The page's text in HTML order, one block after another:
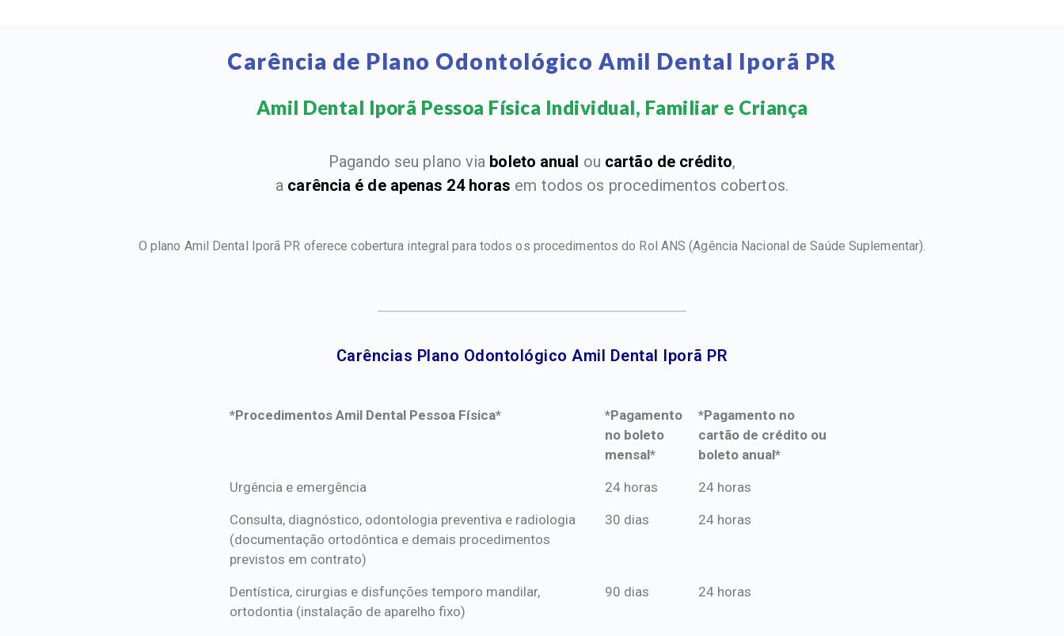
Carência de Plano Odontológico Amil Dental Iporã PR
Amil Dental Iporã Pessoa Física Individual, Familiar e Criança​
Pagando seu plano via boleto anual ou cartão de crédito,
a carência é de apenas 24 horas em todos os procedimentos cobertos.
O plano Amil Dental Iporã PR oferece cobertura integral para todos os procedimentos do Rol ANS(Agência Nacional de Saúde Suplementar).
Carências Plano Odontológico Amil Dental Iporã PR​
*Procedimentos Amil Dental Pessoa Física*
*Pagamento
no boleto
mensal*
*Pagamento no
cartão de crédito ou
boleto anual*
*Procedimentos Amil Dental Pessoa Física*
*Pagamento
mensal*
*Pagamento no
boleto anual*
Urgência e emergência 24 horas 24 horas
Consulta, diagnóstico, odontologia preventiva e radiologia
(documentação ortodôntica e demais procedimentos
previstos em contrato)
30 dias 24 horas
Dentística, cirurgias e disfunções temporo mandilar,
ortodontia (instalação de aparelho fixo)
90 dias 24 horas